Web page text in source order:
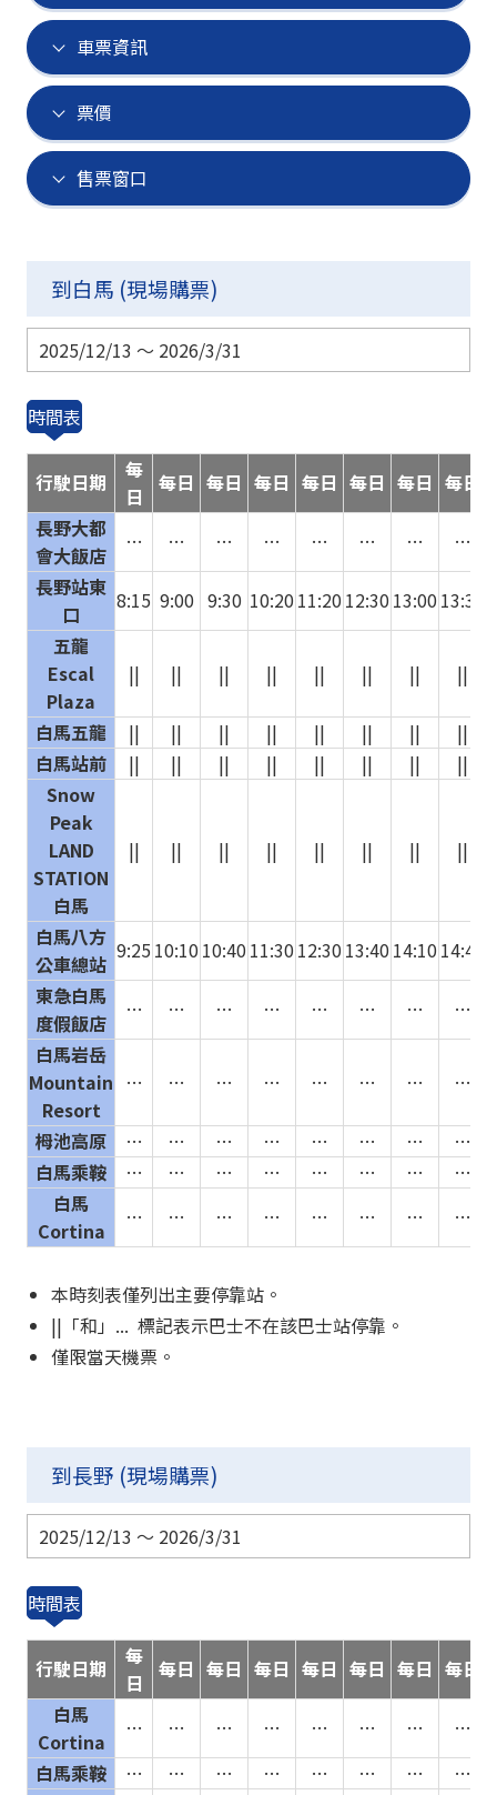
車票資訊
票價
售票窗口
到白馬 (現場購票)
2025/12/13 ～ 2026/3/31
時間表
行駛日期
每
日
每日 每日 每日 每日 每日 每日 每日
長野大都
會大飯店
… … … … … … …
…
長野站東
口
8:15 9:00 9:30 10:20 11:20 12:30 13:00 13:30
五龍
Escal
Plaza
|| || || || || || || ||
白馬五龍 || || || || || || ||
||
白馬站前
|| || || || || || ||
||
Snow
Peak
LAND
STATION
白馬
|| || || || || || || ||
白馬八方
公車總站
9:25 10:10 10:40 11:30 12:30 13:40 14:10 14:40
東急白馬
度假飯店
… … … … … … …
…
白馬岩岳
Mountain
Resort
… … … … … … … …
栂池高原 … … … … … … …
…
白馬乘鞍
… … … … … … …
…
白馬
Cortina
… … … … … … … …
本時刻表僅列出主要停靠站。
||「和」... 標記表示巴士不在該巴士站停靠。
僅限當天機票。
到長野 (現場購票)
2025/12/13 ～ 2026/3/31
時間表
行駛日期
每
日
每日 每日 每日 每日 每日 每日 每日
白馬
Cortina
… … … … … … …
…
白馬乘鞍
… … … … … … …
…